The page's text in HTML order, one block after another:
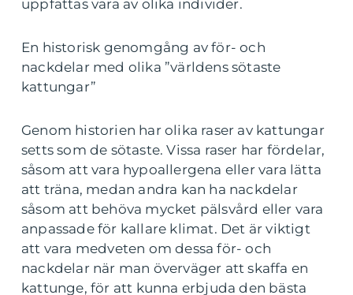
uppfattas vara av olika individer.
En historisk genomgång av för- och
nackdelar med olika ”världens sötaste
kattungar”
Genom historien har olika raser av kattungar
setts som de sötaste. Vissa raser har fördelar,
såsom att vara hypoallergena eller vara lätta
att träna, medan andra kan ha nackdelar
såsom att behöva mycket pälsvård eller vara
anpassade för kallare klimat. Det är viktigt
att vara medveten om dessa för- och
nackdelar när man överväger att skaffa en
kattunge, för att kunna erbjuda den bästa